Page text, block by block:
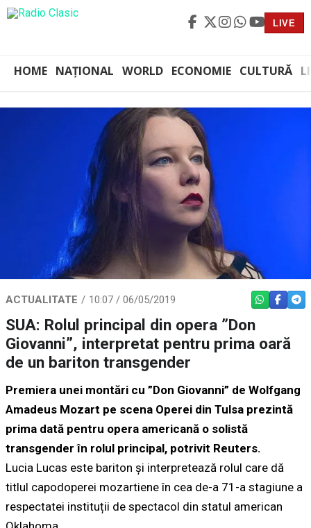
LIVE
HOME NAȚIONAL WORLD ECONOMIE CULTURĂ
ACTUALITATE 10:07 / 06/05/2019 WHATSAPP
SUA: Rolul principal din opera ”Don
Giovanni”, interpretat pentru prima oară
de un bariton transgender
Premiera unei montări cu ”Don Giovanni” de Wolfgang
Amadeus Mozart pe scena Operei din Tulsa prezintă
prima dată pentru opera americană o solistă
transgender în rolul principal, potrivit Reuters.
Lucia Lucas este bariton și interpretează rolul care dă
titlul capodoperei mozartiene în cea de-a 71-a stagiune a
respectatei instituții de spectacol din statul american